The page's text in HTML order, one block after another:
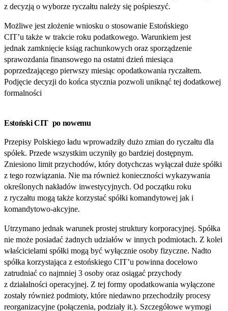
z decyzją o wyborze ryczałtu należy się pośpieszyć.
Możliwe jest złożenie wniosku o stosowanie Estońskiego
CIT’u także w trakcie roku podatkowego. Warunkiem jest
jednak zamknięcie ksiąg rachunkowych oraz sporządzenie
sprawozdania finansowego na ostatni dzień miesiąca
poprzedzającego pierwszy miesiąc opodatkowania ryczałtem.
Podjęcie decyzji do końca stycznia pozwoli uniknąć tej dodatkowej
formalności
Estoński CIT po nowemu
Przepisy Polskiego ładu wprowadziły dużo zmian do ryczałtu dla
spółek. Przede wszystkim uczyniły go bardziej dostępnym.
Zniesiono limit przychodów, który dotychczas wyłączał duże spółki
z tego rozwiązania. Nie ma również konieczności wykazywania
określonych nakładów inwestycyjnych. Od początku roku
z ryczałtu mogą także korzystać spółki komandytowej jak i
komandytowo‑akcyjne.
Utrzymano jednak warunek prostej struktury korporacyjnej. Spółka
nie może posiadać żadnych udziałów w innych podmiotach. Z kolei
właścicielami spółki mogą być wyłącznie osoby fizyczne. Nadto
spółka korzystająca z estońskiego CIT’u powinna docelowo
zatrudniać co najmniej 3 osoby oraz osiągać przychody
z działalności operacyjnej. Z tej formy opodatkowania wyłączone
zostały również podmioty, które niedawno przechodziły procesy
reorganizacyjne (połączenia, podziały it.). Szczegółowe wymogi